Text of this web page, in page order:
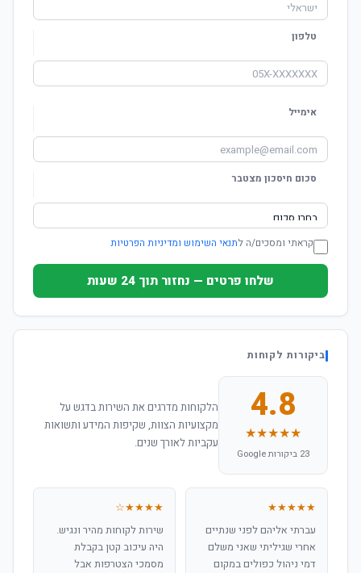
טלפון
אימייל
סכום חיסכון מצטבר
קראתי ומסכים/ה לתנאי השימוש ומדיניות הפרטיות
שלחו פרטים — נחזור תוך 24 שעות
ביקורות לקוחות
4.8
★★★★★
23 ביקורות Google
הלקוחות מדרגים את השירות בדגש על
מקצועיות הצוות, שקיפות המידע ותשואות
עקביות לאורך שנים.
★★★★★
עברתי אליהם לפני שנתיים
אחרי שגיליתי שאני משלם
דמי ניהול כפולים במקום
★★★★☆
שירות לקוחות מהיר ונגיש.
היה עיכוב קטן בקבלת
מסמכי הצטרפות אבל